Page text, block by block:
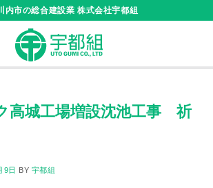
内市の総合建設業 株式会社宇都組
高城工場増設沈池工事 祈
9日 BY 宇都組